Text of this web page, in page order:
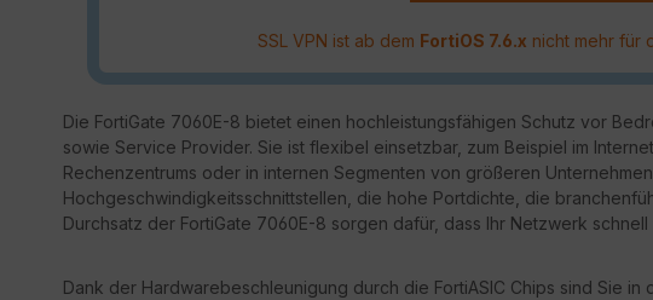
SSL VPN ist ab dem FortiOS 7.6.x nicht mehr für
Die FortiGate 7060E-8 bietet einen hochleistungsfähigen Schutz vor
sowie Service Provider. Sie ist flexibel einsetzbar, zum Beispiel im
Rechenzentrums oder in internen Segmenten von größeren
Hochgeschwindigkeitsschnittstellen, die hohe Portdichte, die
Durchsatz der FortiGate 7060E-8 sorgen dafür, dass Ihr Netzwerk schnell
Dank der Hardwarebeschleunigung durch die FortiASIC Chips sind Sie